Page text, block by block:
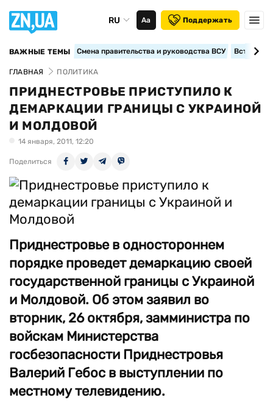
RU Аа Поддержать
ВАЖНЫЕ ТЕМЫ Смена правительства и руководства ВСУ
ГЛАВНАЯ ПОЛИТИКА
ПРИДНЕСТРОВЬЕ ПРИСТУПИЛО К
ДЕМАРКАЦИИ ГРАНИЦЫ С УКРАИНОЙ
И МОЛДОВОЙ
14 января, 2011, 12:20
Поделиться
Приднестровье в одностороннем
порядке проведет демаркацию своей
государственной границы с Украиной
и Молдовой. Об этом заявил во
вторник, 26 октября, замминистра по
войскам Министерства
госбезопасности Приднестровья
Валерий Гебос в выступлении по
местному телевидению.